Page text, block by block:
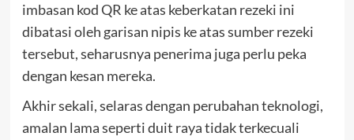
imbasan kod QR ke atas keberkatan rezeki ini
dibatasi oleh garisan nipis ke atas sumber rezeki
tersebut, seharusnya penerima juga perlu peka
dengan kesan mereka.
Akhir sekali, selaras dengan perubahan teknologi,
amalan lama seperti duit raya tidak terkecuali